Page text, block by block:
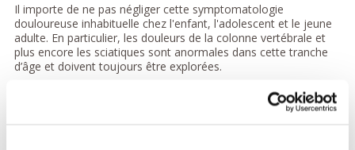
Il importe de ne pas négliger cette symptomatologie
douloureuse inhabituelle chez l'enfant, l'adolescent et le jeune
adulte. En particulier, les douleurs de la colonne vertébrale et
plus encore les sciatiques sont anormales dans cette tranche
d’âge et doivent toujours être explorées.
Les autres signes dépendent de l’atteinte des organes de